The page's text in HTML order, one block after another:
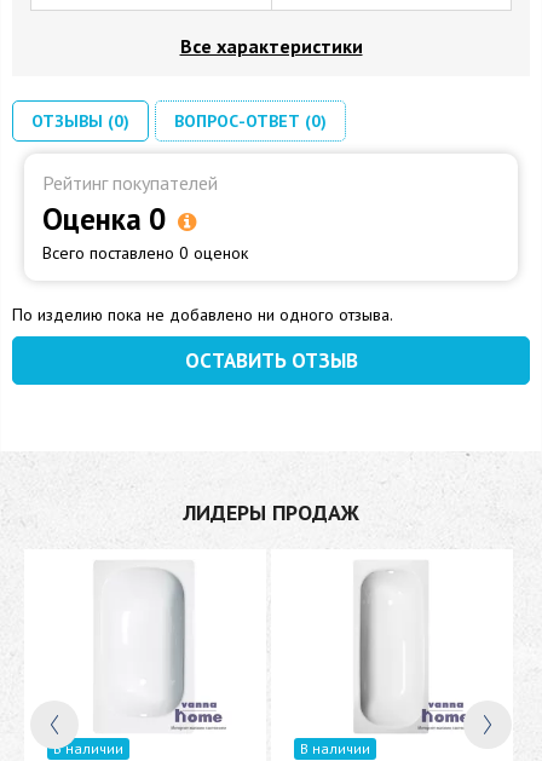
Все характеристики
ОТЗЫВЫ (0) ВОПРОС-ОТВЕТ (0)
Рейтинг покупателей
Оценка 0
Всего поставлено 0 оценок
По изделию пока не добавлено ни одного отзыва.
ОСТАВИТЬ ОТЗЫВ
ЛИДЕРЫ ПРОДАЖ
В наличии В наличии